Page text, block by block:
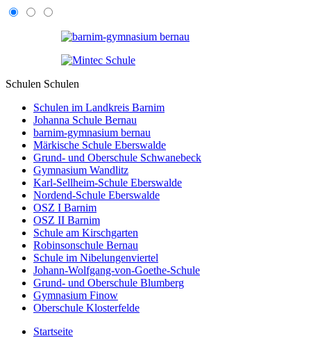
Schulen Schulen
Schulen im Landkreis Barnim
Johanna Schule Bernau
barnim-gymnasium bernau
Märkische Schule Eberswalde
Grund- und Oberschule Schwanebeck
Gymnasium Wandlitz
Karl-Sellheim-Schule Eberswalde
Nordend-Schule Eberswalde
OSZ I Barnim
OSZ II Barnim
Schule am Kirschgarten
Robinsonschule Bernau
Schule im Nibelungenviertel
Johann-Wolfgang-von-Goethe-Schule
Grund- und Oberschule Blumberg
Gymnasium Finow
Oberschule Klosterfelde
Startseite